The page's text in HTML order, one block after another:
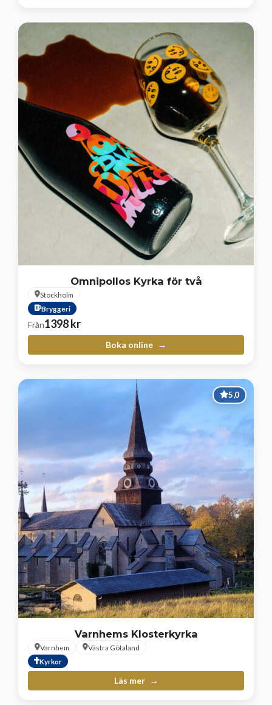
Omnipollos Kyrka för två
Stockholm
Bryggeri
Från1398kr
Boka online
5,0
Varnhems Klosterkyrka
Varnhem
Västra Götaland
Kyrkor
Läs mer